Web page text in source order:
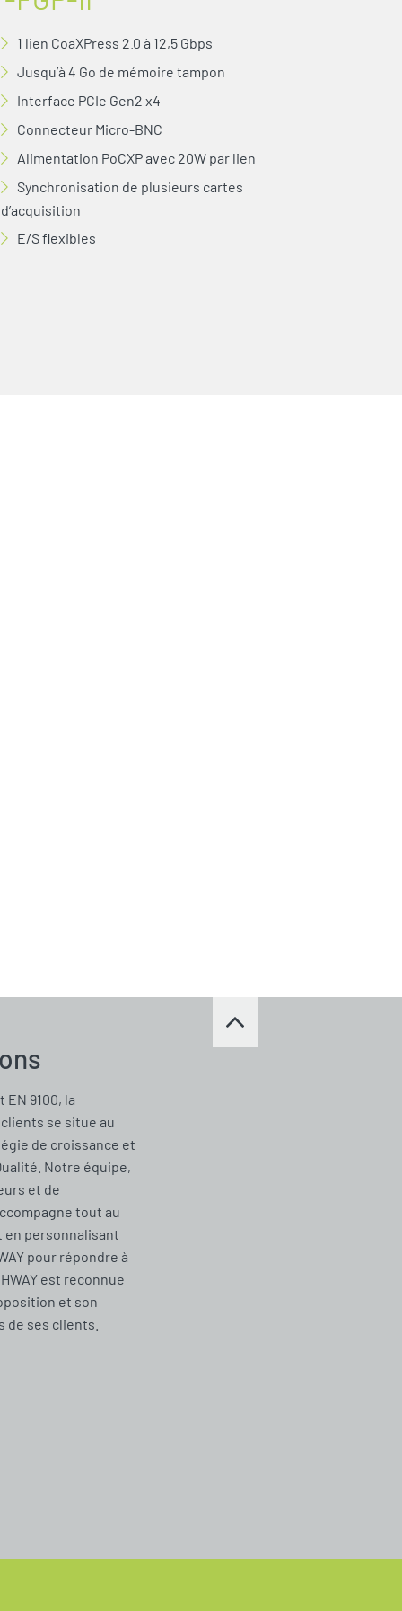
1 lien CoaXPress 2.0 à 12,5 Gbps
Jusqu’à 4 Go de mémoire tampon
Interface PCIe Gen2 x4
Connecteur Micro-BNC
Alimentation PoCXP avec 20W par lien
Synchronisation de plusieurs cartes
d’acquisition
E/S flexibles
EN 9100, la
se situe au
de croissance et
Notre équipe,
et de
tout au
en personnalisant
pour répondre à
est reconnue
et son
de ses clients.